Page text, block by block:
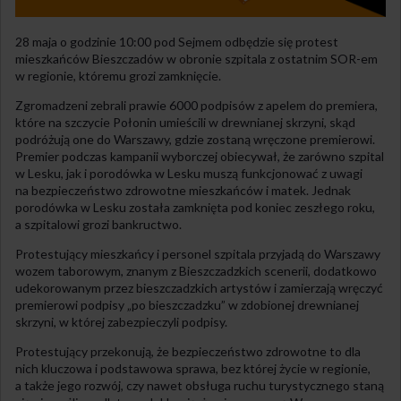
28 maja o godzinie 10:00 pod Sejmem odbędzie się protest
mieszkańców Bieszczadów w obronie szpitala z ostatnim SOR-em
w regionie, któremu grozi zamknięcie.
Zgromadzeni zebrali prawie 6000 podpisów z apelem do premiera,
które na szczycie Połonin umieścili w drewnianej skrzyni, skąd
podróżują one do Warszawy, gdzie zostaną wręczone premierowi.
Premier podczas kampanii wyborczej obiecywał, że zarówno szpital
w Lesku, jak i porodówka w Lesku muszą funkcjonować z uwagi
na bezpieczeństwo zdrowotne mieszkańców i matek. Jednak
porodówka w Lesku została zamknięta pod koniec zeszłego roku,
a szpitalowi grozi bankructwo.
Protestujący mieszkańcy i personel szpitala przyjadą do Warszawy
wozem taborowym, znanym z Bieszczadzkich scenerii, dodatkowo
udekorowanym przez bieszczadzkich artystów i zamierzają wręczyć
premierowi podpisy „po bieszczadzku” w zdobionej drewnianej
skrzyni, w której zabezpieczyli podpisy.
Protestujący przekonują, że bezpieczeństwo zdrowotne to dla
nich kluczowa i podstawowa sprawa, bez której życie w regionie,
a także jego rozwój, czy nawet obsługa ruchu turystycznego staną